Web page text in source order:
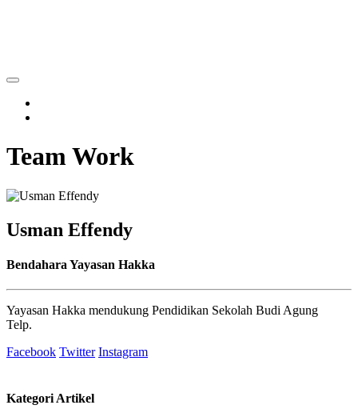
Team Work
Usman Effendy
Bendahara Yayasan Hakka
Yayasan Hakka mendukung Pendidikan Sekolah Budi Agung
Telp.
Facebook Twitter Instagram
Kategori Artikel